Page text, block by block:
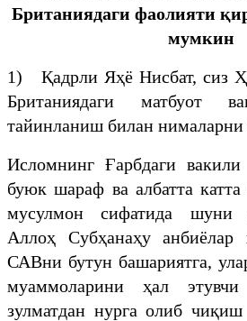
Британиядаги фаолияти
мумкин
1) Қадрли Яҳё Нисбат, сиз
Британиядаги матбуот
тайинланиш билан нималарни
Исломнинг Ғарбдаги
буюк шараф ва албатта
мусулмон сифатида шуни
Аллоҳ Субҳанаҳу
САВни бутун башариятга,
муаммоларини ҳал
зулматдан нурга олиб